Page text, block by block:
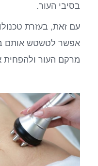
בסיבי העור.
עם זאת, בעזרת
אפשר לטשטש אותם
מרקם העור ולהפחית